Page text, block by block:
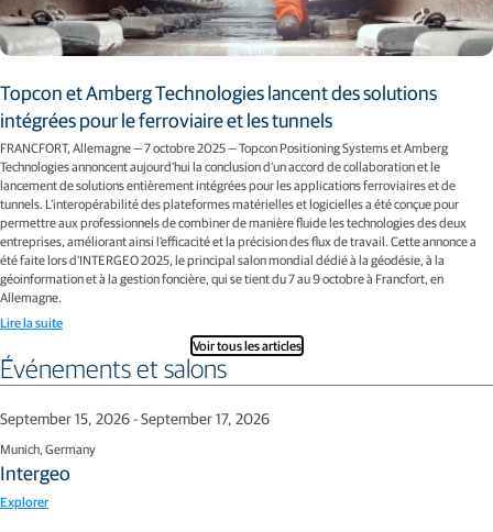
Topcon et Amberg Technologies lancent des solutions
intégrées pour le ferroviaire et les tunnels
FRANCFORT, Allemagne — 7 octobre 2025 — Topcon Positioning Systems et Amberg
Technologies annoncent aujourd'hui la conclusion d’un accord de collaboration et le
lancement de solutions entièrement intégrées pour les applications ferroviaires et de
tunnels. L’interopérabilité des plateformes matérielles et logicielles a été conçue pour
permettre aux professionnels de combiner de manière fluide les technologies des deux
entreprises, améliorant ainsi l’efficacité et la précision des flux de travail. Cette annonce a
été faite lors d’INTERGEO 2025, le principal salon mondial dédié à la géodésie, à la
géoinformation et à la gestion foncière, qui se tient du 7 au 9 octobre à Francfort, en
Allemagne.
Lire la suite
Voir tous les articles
Événements et salons
September 15, 2026 - September 17, 2026
Munich, Germany
Intergeo
Explorer